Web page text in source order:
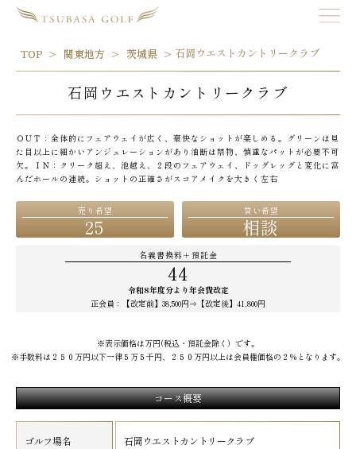
TOP 関東地方 茨城県 石岡ウエストカントリークラブ
石岡ウエストカントリークラブ
ＯＵＴ：全体的にフェアウェイが広く、豪快なショットが楽しめる。グリーンは見
た目以上に細かいアンジュレーションがあり油断は禁物、慎重なパットが必要不可
欠。ＩＮ：クリーク超え、池越え、２段のフェアウェイ、ドッグレッグと変化に富
んだホールの連続。ショットの正確さがスコアメイクを大きく左右
売り希望
25
買い希望
相談
名義書換料＋預託金
44
令和8年度分より年会費改定
正会員：【改定前】38,500円⇒【改定後】41,800円
※表示価格は万円(税込・預託金除く）です。
※手数料は２５０万円以下一律５万５千円、２５０万円以上は会員権価格の２％となります。
コース概要
ゴルフ場名 石岡ウエストカントリークラブ